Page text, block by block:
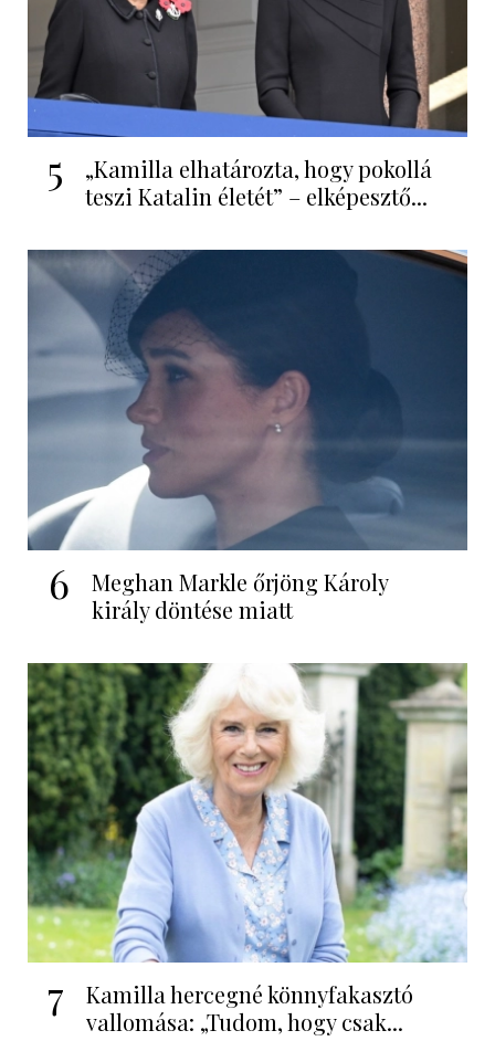
5
„Kamilla elhatározta, hogy pokollá
teszi Katalin életét” – elképesztő...
6
Meghan Markle őrjöng Károly
király döntése miatt
7
Kamilla hercegné könnyfakasztó
vallomása: „Tudom, hogy csak...